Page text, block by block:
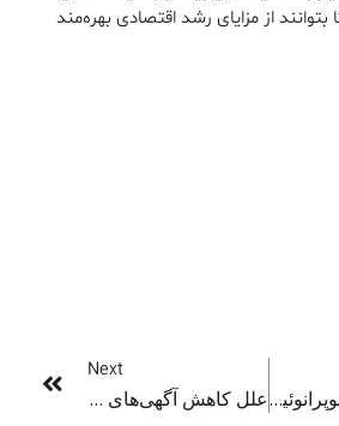
بتوانند از مزایای رشد اقتصادی بهره‌مند
افزایش نرخ سوپرانوئیشن در 2025 و تغییرات جدید در مرخصی والدین
Next
علل کاهش آگهی‌های شغلی در زمینه هوش مصنوعی در استرالیا